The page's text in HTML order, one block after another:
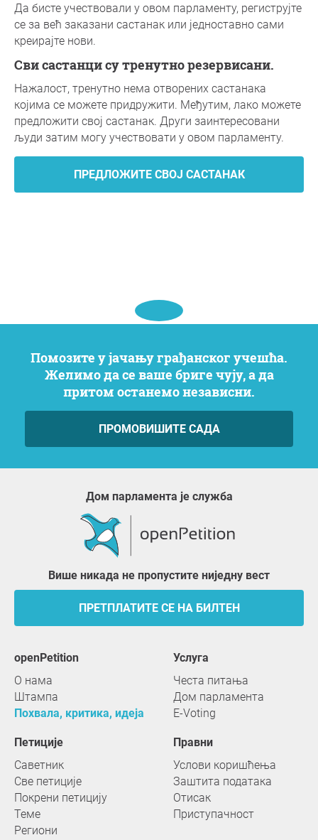
Да бисте учествовали у овом парламенту, региструјте
се за већ заказани састанак или једноставно сами
креирајте нови.
Сви састанци су тренутно резервисани.
Нажалост, тренутно нема отворених састанака
којима се можете придружити. Међутим, лако можете
предложити свој састанак. Други заинтересовани
људи затим могу учествовати у овом парламенту.
ПРЕДЛОЖИТЕ СВОЈ САСТАНАК
Помозите у јачању грађанског учешћа.
Желимо да се ваше бриге чују, а да
притом останемо независни.
ПРОМОВИШИТЕ САДА
Дом парламента је служба
Више никада не пропустите ниједну вест
ПРЕТПЛАТИТЕ СЕ НА БИЛТЕН
openPetition
О нама
Штампа
Похвала, критика, идеја
услуга
Честа питања
Дом парламента
E-Voting
Петиције
Саветник
Све петиције
Покрени петицију
Теме
Региони
Правни
Услови коришћења
Заштита података
Отисак
Приступачност